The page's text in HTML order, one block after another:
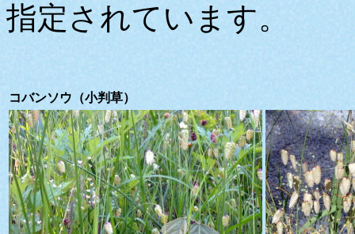
指定されています。
コバンソウ（小判草）